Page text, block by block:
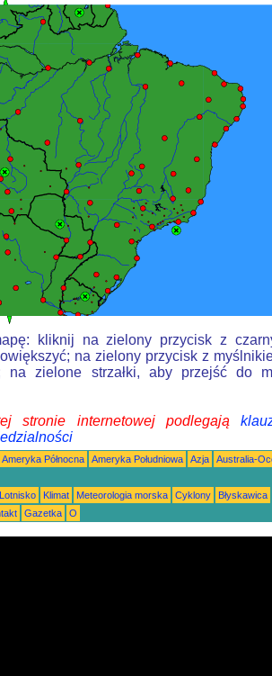
kliknij na zielony przycisk z
na zielony przycisk z
na zielone strzałki, aby przejść do
stronie internetowej podlegają
Ameryka Północna Ameryka Południowa Azja
Australia-
Klimat Meteorologia morska Cyklony
Błyskawica
Gazetka O